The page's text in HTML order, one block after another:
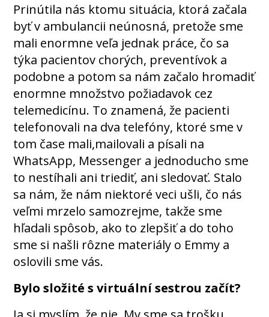
Prinútila nás ktomu situácia, ktorá začala
byť v ambulancii neúnosná, pretože sme
mali enormne veľa jednak práce, čo sa
týka pacientov chorých, preventívok a
podobne a potom sa nám začalo hromadiť
enormne množstvo požiadavok cez
telemedicínu. To znamená, že pacienti
telefonovali na dva telefóny, ktoré sme v
tom čase mali,mailovali a písali na
WhatsApp, Messenger a jednoducho sme
to nestíhali ani triediť, ani sledovať. Stalo
sa nám, že nám niektoré veci ušli, čo nás
veľmi mrzelo samozrejme, takže sme
hľadali spôsob, ako to zlepšiť a do toho
sme si našli rôzne materiály o Emmy a
oslovili sme vás.
Bylo složité s virtuální sestrou začít?